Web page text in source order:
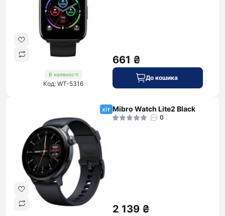
В наявності
Код: WT-5316
661 ₴
До кошика
хіт Mibro Watch Lite2 Black
0
2 139 ₴